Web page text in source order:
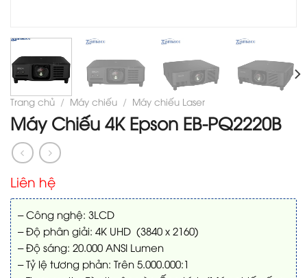
Trang chủ / Máy chiếu / Máy chiếu Laser
Máy Chiếu 4K Epson EB-PQ2220B
Liên hệ
– Công nghệ: 3LCD
– Độ phân giải: 4K UHD (3840 x 2160)
– Độ sáng: 20.000 ANSI Lumen
– Tỷ lệ tương phản: Trên 5.000.000:1